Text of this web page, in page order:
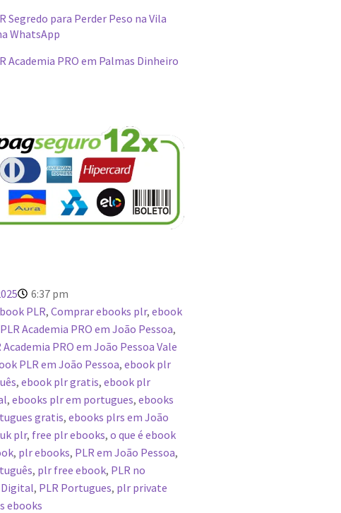
Segredo para Perder Peso na Vila
WhatsApp
Academia PRO em Palmas Dinheiro
6:37 pm
PLR, Comprar ebooks plr, ebook
Academia PRO em João Pessoa,
Academia PRO em João Pessoa Vale
PLR em João Pessoa, ebook plr
, ebook plr gratis, ebook plr
, ebooks plr em portugues, ebooks
gratis, ebooks plrs em João
plr, free plr ebooks, o que é ebook
, plr ebooks, PLR em João Pessoa,
, plr free ebook, PLR no
, PLR Portugues, plr private
ebooks